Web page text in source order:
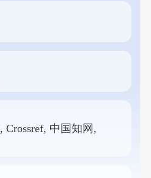
威数据库。 我们诚邀各界专
次盛会，共同探讨计算、
期为2024年5月8日。
Crossref, 中国知网,